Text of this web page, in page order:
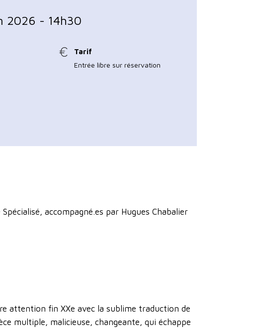
2026 - 14h30
Tarif
Entrée libre sur réservation
accompagné.es par Hugues Chabalier
attention fin XXe avec la sublime traduction de
multiple, malicieuse, changeante, qui échappe